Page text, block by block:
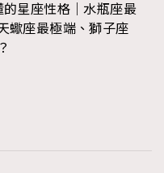
明條款及細則。 請瀏覽
及其他宣傳資訊，本人同意
星座性格｜水瓶座最
蠍座最極端、獅子座